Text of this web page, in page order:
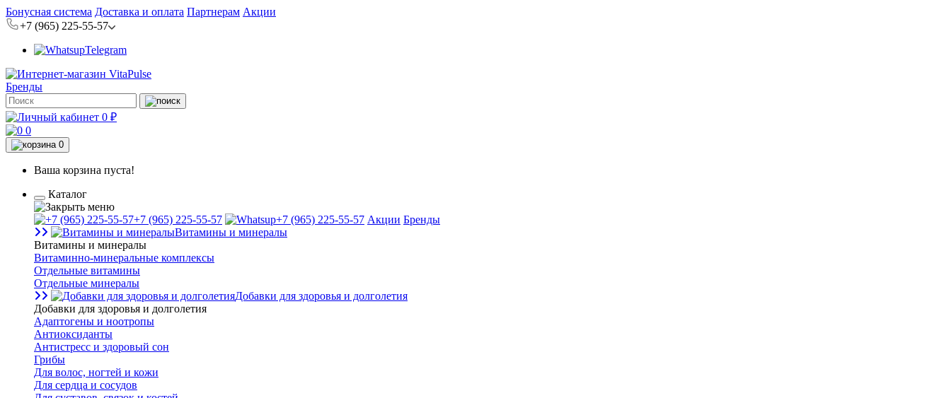
Бонусная система Доставка и оплата Партнерам Акции
+7 (965) 225-55-57
Telegram
Бренды
0 ₽
0
0
Ваша корзина пуста!
Каталог
+7 (965) 225-55-57 +7 (965) 225-55-57 Акции Бренды
Витамины и минералы
Витамины и минералы
Витаминно-минеральные комплексы
Отдельные витамины
Отдельные минералы
Добавки для здоровья и долголетия
Добавки для здоровья и долголетия
Адаптогены и ноотропы
Антиоксиданты
Антистресс и здоровый сон
Грибы
Для волос, ногтей и кожи
Для сердца и сосудов